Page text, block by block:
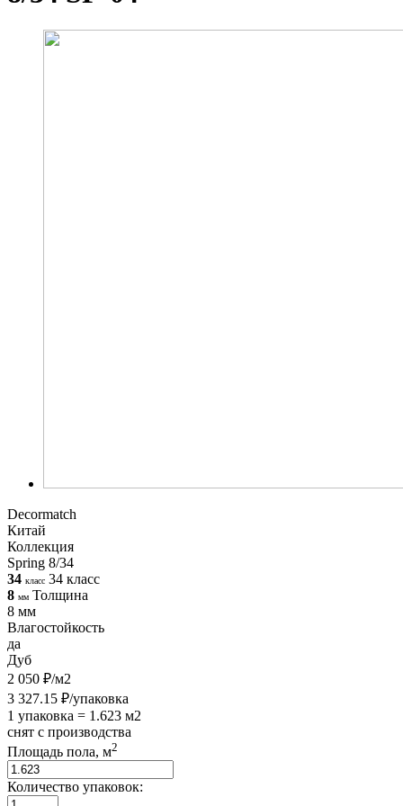
Decormatch
Китай
Коллекция
Spring 8/34
34 класс 34 класс
8 мм Толщина
8 мм
Влагостойкость
да
Дуб
2 050 ₽/м2
3 327.15 ₽/упаковка
1 упаковка = 1.623 м2
снят с производства
Площадь пола, м2
Количество упаковок: